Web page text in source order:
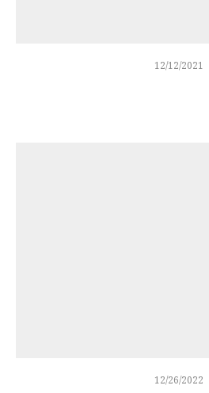
12/12/2021
12/26/2022